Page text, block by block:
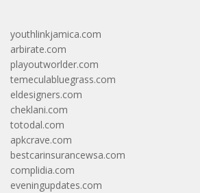
youthlinkjamica.com
arbirate.com
playoutworlder.com
temeculabluegrass.com
eldesigners.com
cheklani.com
totodal.com
apkcrave.com
bestcarinsurancewsa.com
complidia.com
eveningupdates.com